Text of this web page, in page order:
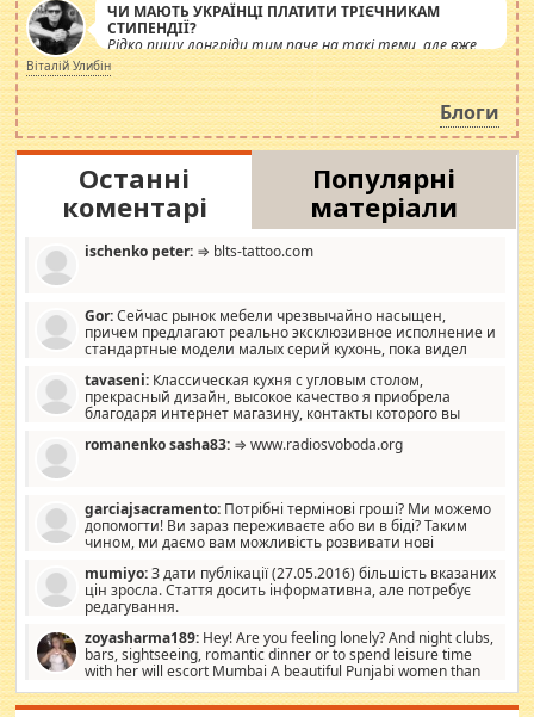
ЧИ МАЮТЬ УКРАЇНЦІ ПЛАТИТИ ТРІЄЧНИКАМ
СТИПЕНДІЇ?
Рідко пишу лонгріди тим паче на такі теми, але вже
просто дістало! Обурюють сьогоднішні інсенуації
навколо стипендіального питання. Штучно
роздувається ще одна соціальна катастрофа.
Віталій Улибін
Блоги
Останні
коментарі
Популярні
матеріали
ischenko peter: ⇒ blts-tattoo.com
Gor:Сейчас рынок мебели чрезвычайно насыщен,
причем предлагают реально эксклюзивное исполнение и
стандартные модели малых серий кухонь, пока видел
стандартные формы, в MebelOk, креативненько и что главное -
со вкусом все в порядке, без ненужных наворотов удорожающих
мебель, а это не последний фактор.
tavaseni: Классическая кухня с угловым столом,
прекрасный дизайн, высокое качество я приобрела
благодаря интернет магазину, контакты которого вы
romanenko sasha83: ⇒ www.radiosvoboda.org
garciajsacramento: Потрібні термінові гроші? Ми можемо
допомогти! Ви зараз переживаєте або ви в біді? Таким
чином, ми даємо вам можливість розвивати нові
допомагати людям, які намагаються дати їм шанс. Кожен
заслуговує на другий шанс, і, оскільки влада не зможе, вони
повинні приймати від інших. Для нас нема багато суми, і зрілість
витрат, а тільки узгоджених сум і нічого іншого. Не чекайте і не
коментуйте цей пост. Введіть суму, яку ви хочете подати, і ми
зв'яжемося з вами з усіма варіантами. зв'яжіться з нами
сьогодні на garciajsacramento@gmail.com Вам потрібні термінові
гроші? Ми можемо допомогти!
mumiyo:З дати публікації (27.05.2016) більшість вказаних
цін зросла. Стаття досить інформативна, але потребує
редагування.
zoyasharma189: Hey! Are you feeling lonely? And night clubs,
bars, sightseeing, romantic dinner or to spend leisure time
with her will escort Mumbai A beautiful Punjabi women than
sexy escort companion in arms that you guys feel like 5 star luxury
hotel had to spend the night in their search for loved solitaire free